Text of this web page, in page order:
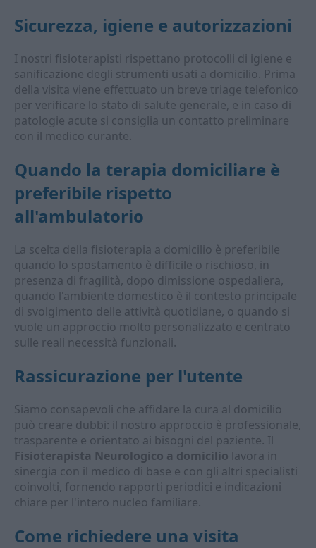
Sicurezza, igiene e autorizzazioni
I nostri fisioterapisti rispettano protocolli di igiene e
sanificazione degli strumenti usati a domicilio. Prima
della visita viene effettuato un breve triage telefonico
per verificare lo stato di salute generale, e in caso di
patologie acute si consiglia un contatto preliminare
con il medico curante.
Quando la terapia domiciliare è
preferibile rispetto
all'ambulatorio
La scelta della fisioterapia a domicilio è preferibile
quando lo spostamento è difficile o rischioso, in
presenza di fragilità, dopo dimissione ospedaliera,
quando l'ambiente domestico è il contesto principale
di svolgimento delle attività quotidiane, o quando si
vuole un approccio molto personalizzato e centrato
sulle reali necessità funzionali.
Rassicurazione per l'utente
Siamo consapevoli che affidare la cura al domicilio
può creare dubbi: il nostro approccio è professionale,
trasparente e orientato ai bisogni del paziente. Il
Fisioterapista Neurologico a domicilio lavora in
sinergia con il medico di base e con gli altri specialisti
coinvolti, fornendo rapporti periodici e indicazioni
chiare per l'intero nucleo familiare.
Come richiedere una visita